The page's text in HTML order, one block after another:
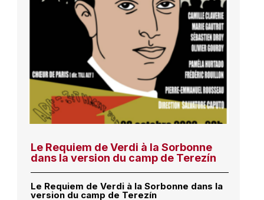
Le Requiem de Verdi à la Sorbonne
dans la version du camp de Terezín
Le Requiem de Verdi à la Sorbonne dans la
version du camp de Terezín